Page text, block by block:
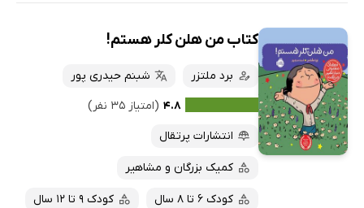
کتاب من هلن کلر هستم!
برد ملتزر
شبنم حیدری پور
۴.۸ (امتیاز ۳۵ نفر)
انتشارات پرتقال
کمیک بزرگان و مشاهیر
کودک 6 تا 8 سال کودک 9 تا 12 سال